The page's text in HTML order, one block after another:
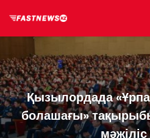
Қызылордада
болашағы»
мәжіліс